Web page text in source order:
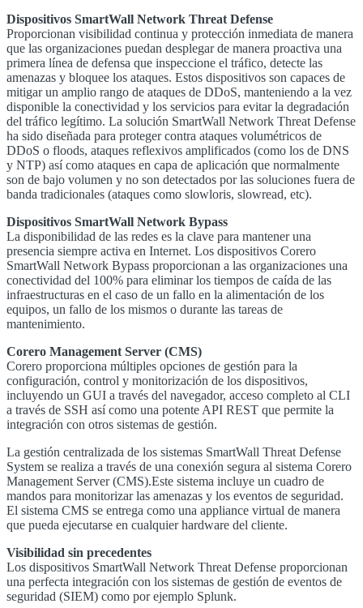
Dispositivos SmartWall Network Threat Defense
Proporcionan visibilidad continua y protección inmediata de manera
que las organizaciones puedan desplegar de manera proactiva una
primera línea de defensa que inspeccione el tráfico, detecte las
amenazas y bloquee los ataques. Estos dispositivos son capaces de
mitigar un amplio rango de ataques de DDoS, manteniendo a la vez
disponible la conectividad y los servicios para evitar la degradación
del tráfico legítimo. La solución SmartWall Network Threat Defense
ha sido diseñada para proteger contra ataques volumétricos de
DDoS o floods, ataques reflexivos amplificados (como los de DNS
y NTP) así como ataques en capa de aplicación que normalmente
son de bajo volumen y no son detectados por las soluciones fuera de
banda tradicionales (ataques como slowloris, slowread, etc).
Dispositivos SmartWall Network Bypass
La disponibilidad de las redes es la clave para mantener una
presencia siempre activa en Internet. Los dispositivos Corero
SmartWall Network Bypass proporcionan a las organizaciones una
conectividad del 100% para eliminar los tiempos de caída de las
infraestructuras en el caso de un fallo en la alimentación de los
equipos, un fallo de los mismos o durante las tareas de
mantenimiento.
Corero Management Server (CMS)
Corero proporciona múltiples opciones de gestión para la
configuración, control y monitorización de los dispositivos,
incluyendo un GUI a través del navegador, acceso completo al CLI
a través de SSH así como una potente API REST que permite la
integración con otros sistemas de gestión.
La gestión centralizada de los sistemas SmartWall Threat Defense
System se realiza a través de una conexión segura al sistema Corero
Management Server (CMS).Este sistema incluye un cuadro de
mandos para monitorizar las amenazas y los eventos de seguridad.
El sistema CMS se entrega como una appliance virtual de manera
que pueda ejecutarse en cualquier hardware del cliente.
Visibilidad sin precedentes
Los dispositivos SmartWall Network Threat Defense proporcionan
una perfecta integración con los sistemas de gestión de eventos de
seguridad (SIEM) como por ejemplo Splunk.